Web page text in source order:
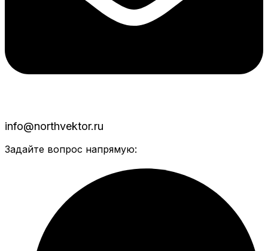
info@northvektor.ru
Задайте вопрос напрямую: